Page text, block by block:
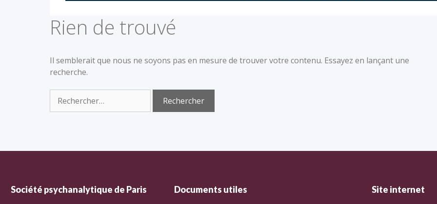
Rien de trouvé
Il semblerait que nous ne soyons pas en mesure de trouver votre contenu. Essayez en lançant une
recherche.
Société psychanalytique de Paris Documents utiles Site internet